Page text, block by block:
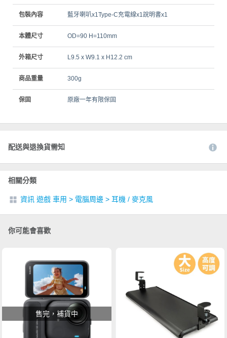
包裝內容 藍牙喇叭x1Type-C充電線x1說明書x1
本體尺寸 OD=90 H=110mm
外箱尺寸 L9.5 x W9.1 x H12.2 cm
商品重量 300g
保固 原廠一年有限保固
配送與退換貨需知
相關分類
資訊 遊戲 車用 > 電腦周邊 > 耳機 / 麥克風
你可能會喜歡
售完，補貨中